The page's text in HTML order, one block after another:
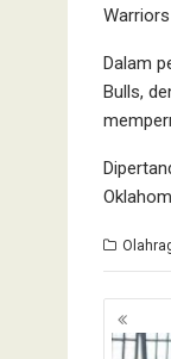
Dalam
Bulls,
pos